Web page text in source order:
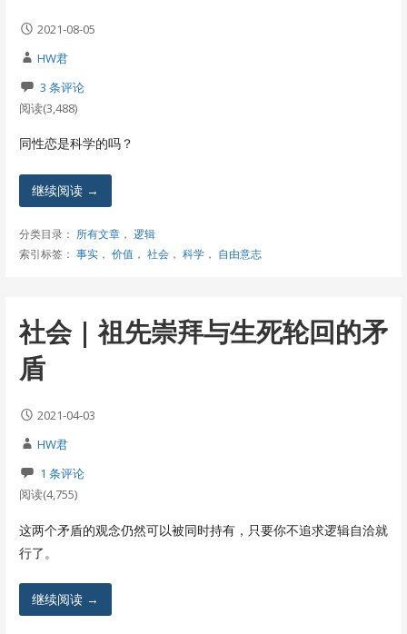
2021-08-05
HW君
3 条评论
阅读(3,488)
同性恋是科学的吗？
继续阅读 →
分类目录： 所有文章， 逻辑
索引标签： 事实， 价值 ， 社会， 科学， 自由意志
社会 | 祖先崇拜与生死轮回的矛
盾
2021-04-03
HW君
1 条评论
阅读(4,755)
这两个矛盾的观念仍然可以被同时持有，只要你不追求逻辑自洽就
行了。
继续阅读 →